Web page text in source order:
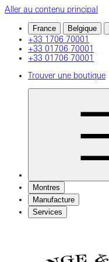
Aller au contenu principal
France Belgique
+33 1706 70001
+33 01706 70001
+33 01706 70001
Trouver une boutique
Montres
Manufacture
Services